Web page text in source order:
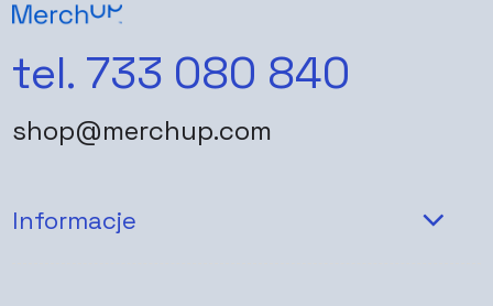
tel. 733 080 840
shop@merchup.com
Informacje